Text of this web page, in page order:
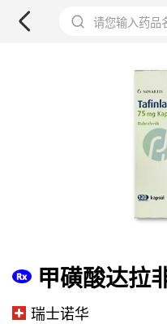
请您输入药品
甲磺酸达拉
瑞士诺华